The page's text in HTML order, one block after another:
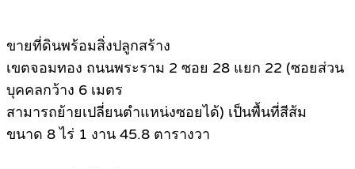
ขายที่ดินพร้อมสิ่งปลูกสร้าง
เขตจอมทอง ถนนพระราม 2 ซอย 28 แยก 22 (ซอยส่วน
บุคคลกว้าง 6 เมตร
สามารถย้ายเปลี่ยนตำแหน่งซอยได้) เป็นพื้นที่สีส้ม
ขนาด 8 ไร่ 1 งาน 45.8 ตารางวา